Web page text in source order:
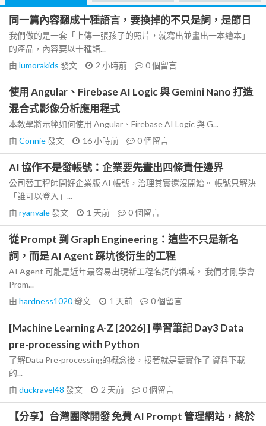
同一篇內容翻成十種語言，要換掉的不只是詞，是節日
我們做的是一套「上傳一張孩子的照片，就寫出並畫出一本繪本」
的產品，內容要以十種語...
由 lumorakids 發文 2 小時前 0個留言
使用 Angular、Firebase AI Logic 與 Gemini Nano 打造
混合式影像分析應用程式
本教學將示範如何使用 Angular、Firebase AI Logic 與 G...
由 Connie發文 16 小時前 0個留言
AI 協作不是發帳號：企業要先畫出四條責任邊界
公司替工程師開好企業版 AI 帳號，治理其實還沒開始。 帳號只解決
「誰可以登入」...
由 ryanvale發文 1 天前 0個留言
從 Prompt 到 Graph Engineering：這些不只是新名
詞，而是 AI Agent 踩坑後衍生的工程
AI Agent 可能是近年最容易出現新工程名詞的領域。 我們才剛學會
Prom...
由 hardness1020發文 1 天前 0個留言
[Machine Learning A-Z [2026] ] 學習筆記 Day3 Data
pre-processing with Python
了解Data Pre-processing的概念後，接著就是要實作了 資料下載
的...
由 duckravel48 發文 2 天前 0個留言
【分享】台灣團隊開發 免費 AI Prompt 管理網站，終於